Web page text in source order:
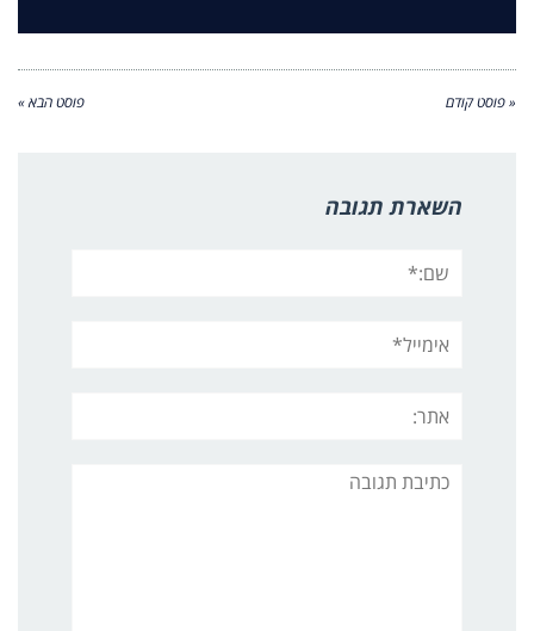
« פוסט קודם פוסט הבא »
השארת תגובה
תגובה